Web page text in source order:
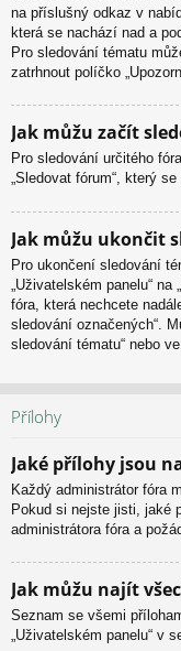
na příslušný odkaz v
která se nachází nad a
Pro sledování tématu
zatrhnout políčko
Jak můžu začít
Pro sledování určitého
„Sledovat fórum“, který
Jak můžu ukončit
Pro ukončení sledování
„Uživatelském panelu“
fóra, která nechcete
sledování označených“.
sledování tématu“ nebo
Přílohy
Jaké přílohy jsou
Každý administrátor fóra
Pokud si nejste jisti, jaké
administrátora fóra a
Jak můžu najít
Seznam se všemi
„Uživatelském panelu“ v